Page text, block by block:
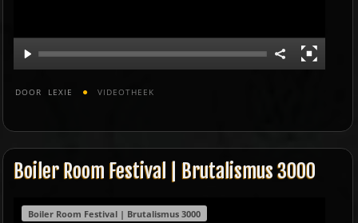
DOOR LEXIE VIDEOTHEEK
Boiler Room Festival | Brutalismus 3000
Boiler Room Festival | Brutalismus 3000